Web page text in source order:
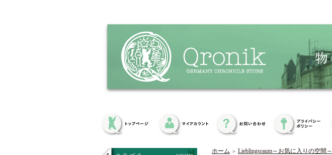
ホーム ＞ Lieblingsraum～お気に入りの空間～